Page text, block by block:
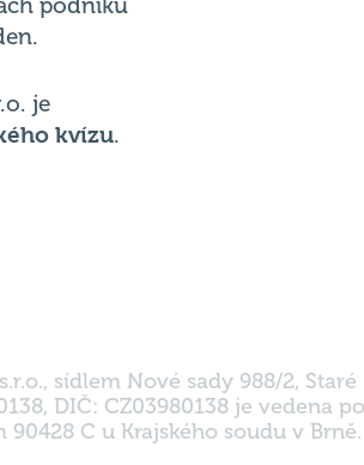
podniků
je
kvízu.
sídlem Nové sady 988/2, Staré
DIČ: CZ03980138 je vedena
C u Krajského soudu v Brně.